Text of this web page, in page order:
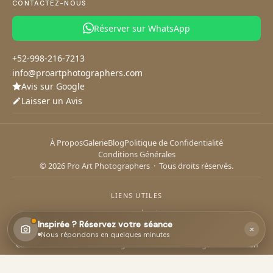
Photographe à Playa del Carmen
CONTACTEZ-NOUS
Réserver sur WhatsApp
+52-998-216-7213
info@proartphotographers.com
Avis sur Google
Laisser un Avis
À ProposGalerieBlogPolitique de Confidentialité
Conditions Générales
© 2026 Pro Art Photographers · Tous droits réservés.
LIENS UTILES
aquacore adventures
CANCUN
Cancun Yacht Charters · Diving Cancun · Kiteboarding School Cancun
×
Inspirée ? Réservez votre séance
Nous répondons en quelques minutes
Parlez-nous de votre séance photo
Si vous avez une date, indiquez-la : cela nous aide à planifier votre
Continuer
ou discutez sur WhatsApp